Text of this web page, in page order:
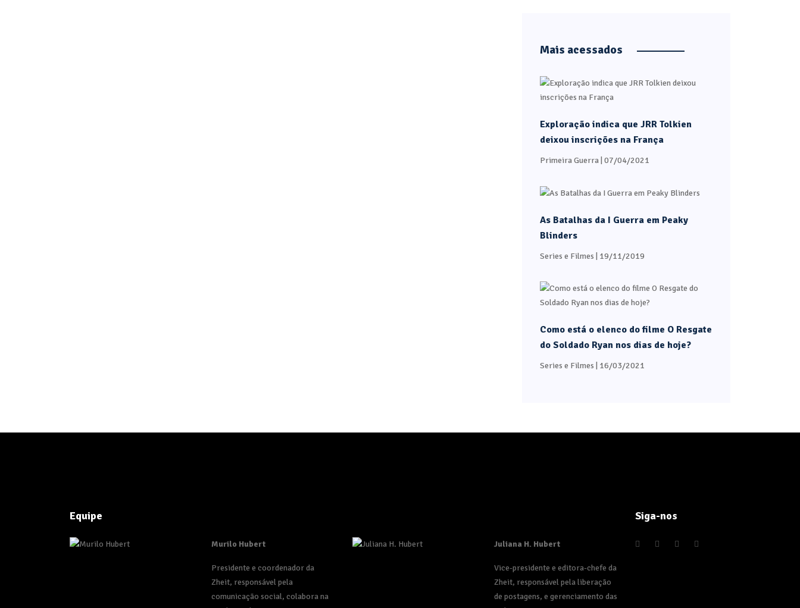
Mais acessados
Exploração indica que JRR Tolkien
deixou inscrições na França
Primeira Guerra | 07/04/2021
As Batalhas da I Guerra em Peaky
Blinders
Series e Filmes | 19/11/2019
Como está o elenco do filme O Resgate
do Soldado Ryan nos dias de hoje?
Series e Filmes | 16/03/2021
Equipe
Murilo Hubert
Presidente e coordenador da
Zheit, responsável pela
comunicação social, colabora na
Juliana H. Hubert
Vice-presidente e editora-chefe da
Zheit, responsável pela liberação
de postagens, e gerenciamento das
Siga-nos